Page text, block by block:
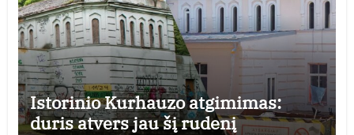
Istorinio Kurhauzo atgimimas:
duris atvers jau šį rudenį